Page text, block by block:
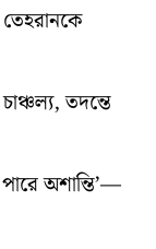
তদন্তে
অশান্তি’—